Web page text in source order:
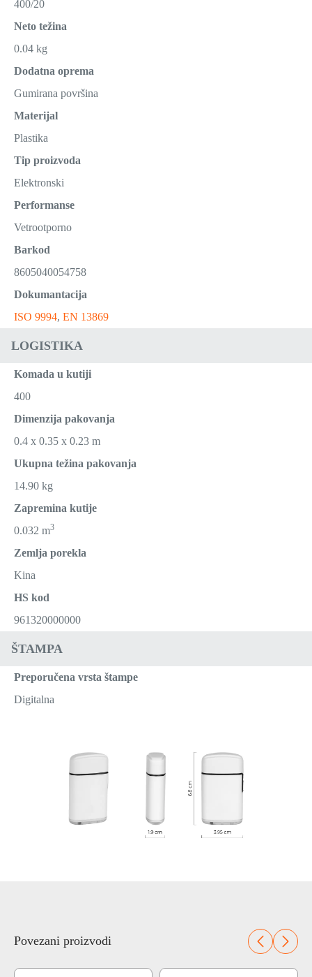
400/20
Neto težina
0.04 kg
Dodatna oprema
Gumirana površina
Materijal
Plastika
Tip proizvoda
Elektronski
Performanse
Vetrootporno
Barkod
8605040054758
Dokumantacija
ISO 9994, EN 13869
LOGISTIKA
Komada u kutiji
400
Dimenzija pakovanja
0.4 x 0.35 x 0.23 m
Ukupna težina pakovanja
14.90 kg
Zapremina kutije
0.032 m3
Zemlja porekla
Kina
HS kod
961320000000
ŠTAMPA
Preporučena vrsta štampe
Digitalna
Povezani proizvodi